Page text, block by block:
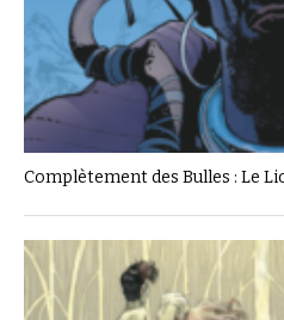
Complètement des Bulles : Le